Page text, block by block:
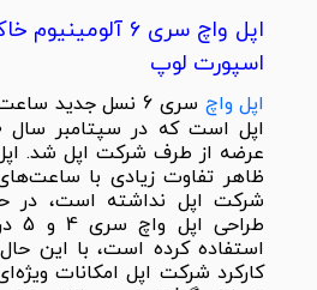
اپل واچ سری 6
اسپورت لوپ
اپل واچ
سری 6 نسل جدید
ظاهر تفاوت زیادی با
شرکت اپل نداشته است، در
استفاده کرده است، با این
کارکرد شرکت اپل امکانات